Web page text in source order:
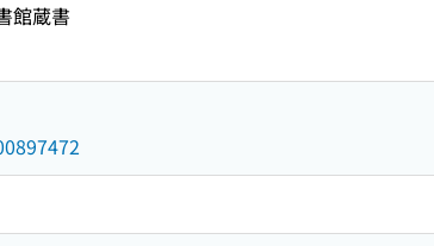
館蔵書